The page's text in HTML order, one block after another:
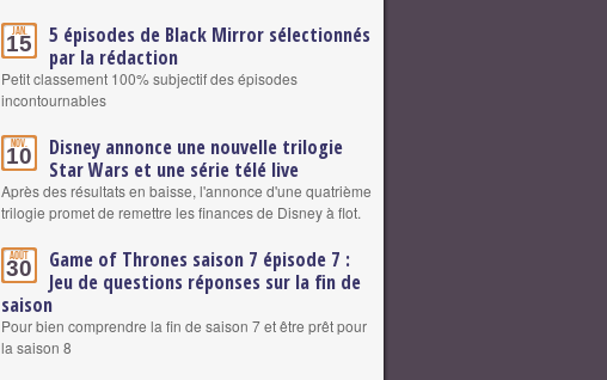
Jan.
15
5 épisodes de Black Mirror sélectionnés
par la rédaction
Petit classement 100% subjectif des épisodes
incontournables
Nov.
10
Disney annonce une nouvelle trilogie
Star Wars et une série télé live
Après des résultats en baisse, l'annonce d'une quatrième
trilogie promet de remettre les finances de Disney à flot.
Août
30
Game of Thrones saison 7 épisode 7 :
Jeu de questions réponses sur la fin de
saison
Pour bien comprendre la fin de saison 7 et être prêt pour
la saison 8